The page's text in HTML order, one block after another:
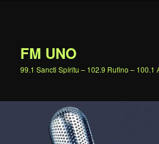
FM UNO
99.1 Sancti Spíritu – 102.9 Rufino – 100.1